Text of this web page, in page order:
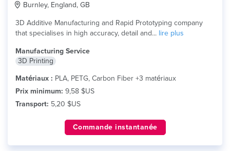
Burnley, England, GB
3D Additive Manufacturing and Rapid Prototyping company
that specialises in high accuracy, detail and... lire plus
Manufacturing Service
3D Printing
Matériaux : PLA, PETG, Carbon Fiber +3 matériaux
Prix minimum: 9,58 $US
Transport: 5,20 $US
Commande instantanée